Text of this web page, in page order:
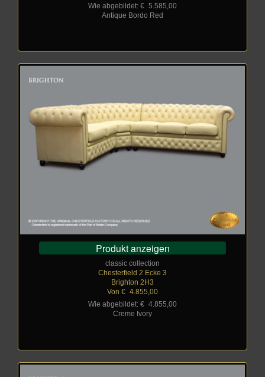
Wie abgebildet: € 5.585,00
Antique Bordo Red
Produkt anzeigen
classic collection
Chesterfield 2 Ecke 3
Brighton 2H3
Von € 4.855,00
Wie abgebildet: € 4.855,00
Creme Ivory